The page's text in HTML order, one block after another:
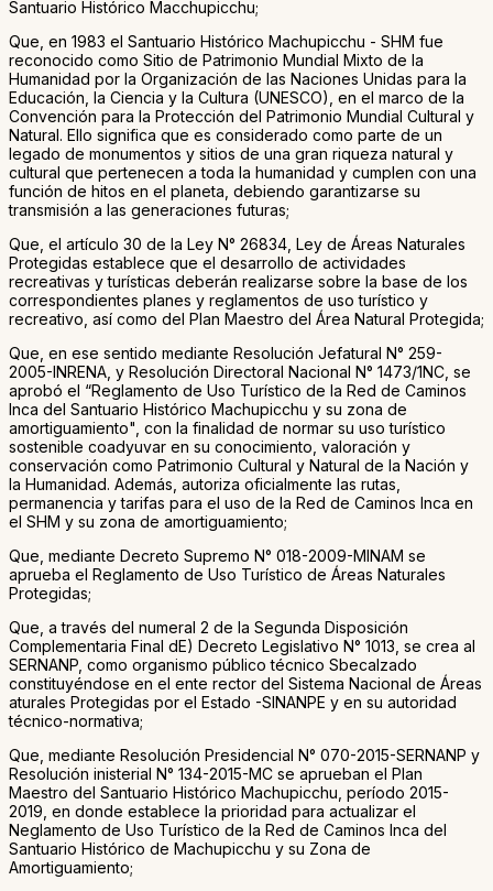
Santuario Histórico Macchupicchu;
Que, en 1983 el Santuario Histórico Machupicchu - SHM fue
reconocido como Sitio de Patrimonio Mundial Mixto de la
Humanidad por la Organización de las Naciones Unidas para la
Educación, la Ciencia y la Cultura (UNESCO), en el marco de la
Convención para la Protección del Patrimonio Mundial Cultural y
Natural. Ello significa que es considerado como parte de un
legado de monumentos y sitios de una gran riqueza natural y
cultural que pertenecen a toda la humanidad y cumplen con una
función de hitos en el planeta, debiendo garantizarse su
transmisión a las generaciones futuras;
Que, el artículo 30 de la Ley N° 26834, Ley de Áreas Naturales
Protegidas establece que el desarrollo de actividades
recreativas y turísticas deberán realizarse sobre la base de los
correspondientes planes y reglamentos de uso turístico y
recreativo, así como del Plan Maestro del Área Natural Protegida;
Que, en ese sentido mediante Resolución Jefatural N° 259-
2005-INRENA, y Resolución Directoral Nacional N° 1473/1NC, se
aprobó el “Reglamento de Uso Turístico de la Red de Caminos
Inca del Santuario Histórico Machupicchu y su zona de
amortiguamiento", con la finalidad de normar su uso turístico
sostenible coadyuvar en su conocimiento, valoración y
conservación como Patrimonio Cultural y Natural de la Nación y
la Humanidad. Además, autoriza oficialmente las rutas,
permanencia y tarifas para el uso de la Red de Caminos Inca en
el SHM y su zona de amortiguamiento;
Que, mediante Decreto Supremo N° 018-2009-MINAM se
aprueba el Reglamento de Uso Turístico de Áreas Naturales
Protegidas;
Que, a través del numeral 2 de la Segunda Disposición
Complementaria Final dE) Decreto Legislativo N° 1013, se crea al
SERNANP, como organismo público técnico Sbecalzado
constituyéndose en el ente rector del Sistema Nacional de Áreas
aturales Protegidas por el Estado -SINANPE y en su autoridad
técnico-normativa;
Que, mediante Resolución Presidencial N° 070-2015-SERNANP y
Resolución inisterial N° 134-2015-MC se aprueban el Plan
Maestro del Santuario Histórico Machupicchu, período 2015-
2019, en donde establece la prioridad para actualizar el
Neglamento de Uso Turístico de la Red de Caminos Inca del
Santuario Histórico de Machupicchu y su Zona de
Amortiguamiento;